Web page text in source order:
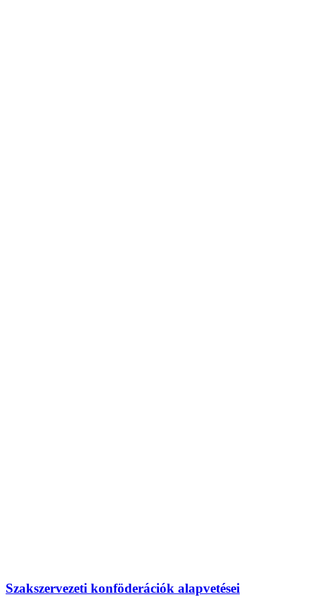
Szakszervezeti konföderációk alapvetései